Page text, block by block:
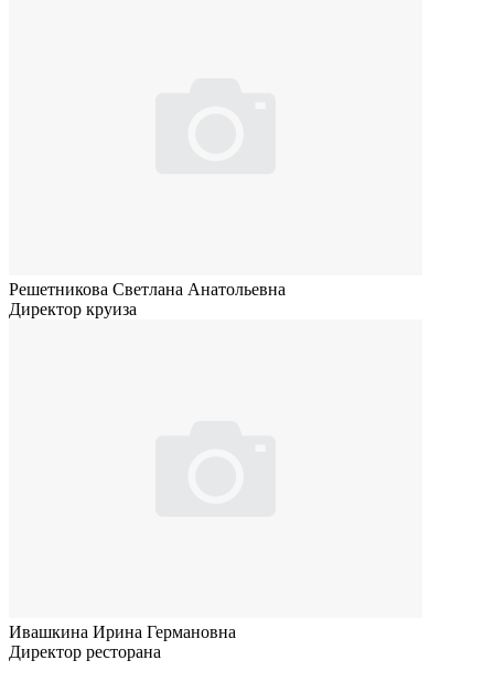
Решетникова Светлана Анатольевна
Директор круиза
Ивашкина Ирина Германовна
Директор ресторана